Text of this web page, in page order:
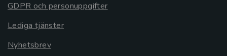
GDPR och personuppgifter
Lediga tjänster
Nyhetsbrev